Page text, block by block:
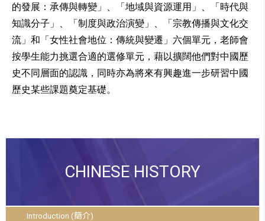
的發展：承傳與轉變」、「 地域與資源運用」、「時代與
知識分子」、「制度與政治演變」、「 宗教傳播與文化交
流」和「女性社會地位：傳統與變遷」六個單元， 老師會
按學生能力挑選合適的選修單元， 藉以擴闊他們對中國歷
史不同層面的認識， 同時亦為將來有興趣進一步研習中國
歷史某些課題奠定基礎。
CHINESE HISTORY
Introduction (簡介)